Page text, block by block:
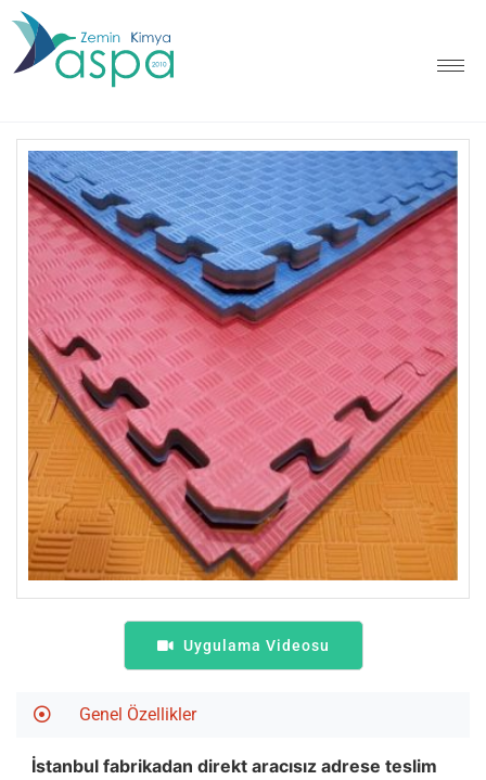
Uygulama Videosu
Genel Özellikler
İstanbul fabrikadan direkt aracısız adrese teslim